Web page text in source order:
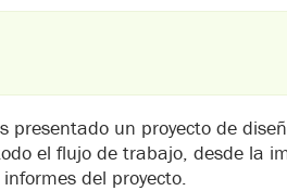
presentado un proyecto de
el flujo de trabajo, desde la
del proyecto.